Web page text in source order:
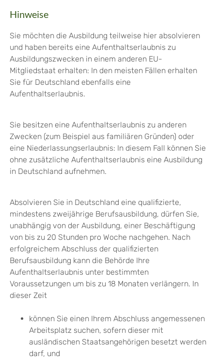
Hinweise
Sie möchten die Ausbildung teilweise hier absolvieren
und haben bereits eine Aufenthaltserlaubnis zu
Ausbildungszwecken in einem anderen EU-
Mitgliedstaat erhalten: In den meisten Fällen erhalten
Sie für Deutschland ebenfalls eine
Aufenthaltserlaubnis.
Sie besitzen eine Aufenthaltserlaubnis zu anderen
Zwecken (zum Beispiel aus familiären Gründen) oder
eine Niederlassungserlaubnis: In diesem Fall können Sie
ohne zusätzliche Aufenthaltserlaubnis eine Ausbildung
in Deutschland aufnehmen.
Absolvieren Sie in Deutschland eine qualifizierte,
mindestens zweijährige Berufsausbildung, dürfen Sie,
unabhängig von der Ausbildung, einer Beschäftigung
von bis zu 20 Stunden pro Woche nachgehen. Nach
erfolgreichem Abschluss der qualifizierten
Berufsausbildung kann die Behörde Ihre
Aufenthaltserlaubnis unter bestimmten
Voraussetzungen um bis zu 18 Monaten verlängern. In
dieser Zeit
können Sie einen Ihrem Abschluss angemessenen
Arbeitsplatz suchen, sofern dieser mit
ausländischen Staatsangehörigen besetzt werden
darf, und